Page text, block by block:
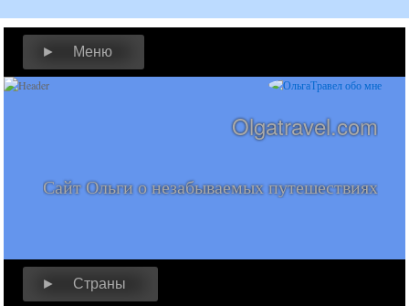
► Меню
Olgatravel.com
Сайт Ольги о незабываемых путешествиях
► Страны